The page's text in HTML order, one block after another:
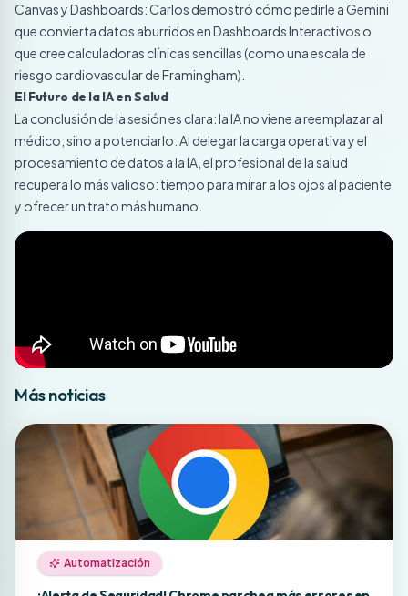
Canvas y Dashboards: Carlos demostró cómo pedirle a Gemini
que convierta datos aburridos en Dashboards Interactivos o
que cree calculadoras clínicas sencillas (como una escala de
riesgo cardiovascular de Framingham).
El Futuro de la IA en Salud
La conclusión de la sesión es clara: la IA no viene a reemplazar al
médico, sino a potenciarlo. Al delegar la carga operativa y el
procesamiento de datos a la IA, el profesional de la salud
recupera lo más valioso: tiempo para mirar a los ojos al paciente
y ofrecer un trato más humano.
Más noticias
Automatización